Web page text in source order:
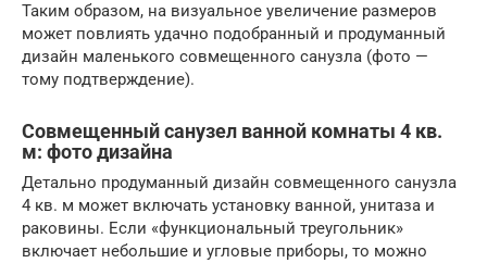
Таким образом, на визуальное увеличение размеров
может повлиять удачно подобранный и продуманный
дизайн маленького совмещенного санузла (фото —
тому подтверждение).
Совмещенный санузел ванной комнаты 4 кв.
м: фото дизайна
Детально продуманный дизайн совмещенного санузла
4 кв. м может включать установку ванной, унитаза и
раковины. Если «функциональный треугольник»
включает небольшие и угловые приборы, то можно